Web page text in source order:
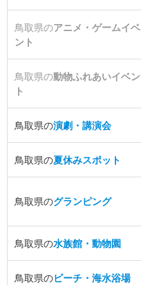
鳥取県のアニメ・ゲームイベ
ント
鳥取県の動物ふれあいイベン
ト
鳥取県の演劇・講演会
鳥取県の夏休みスポット
鳥取県のグランピング
鳥取県の水族館・動物園
鳥取県のビーチ・海水浴場